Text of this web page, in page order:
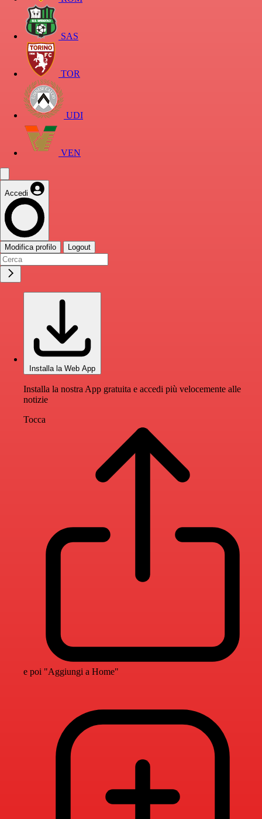
SAS
TOR
UDI
VEN
Accedi
Modifica profilo Logout
Installa la Web App
Installa la nostra App gratuita e accedi più velocemente alle
notizie
Tocca
e poi "Aggiungi a Home"